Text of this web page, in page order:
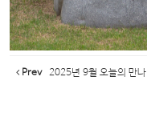
Prev 2025년 9월 오늘의 만나